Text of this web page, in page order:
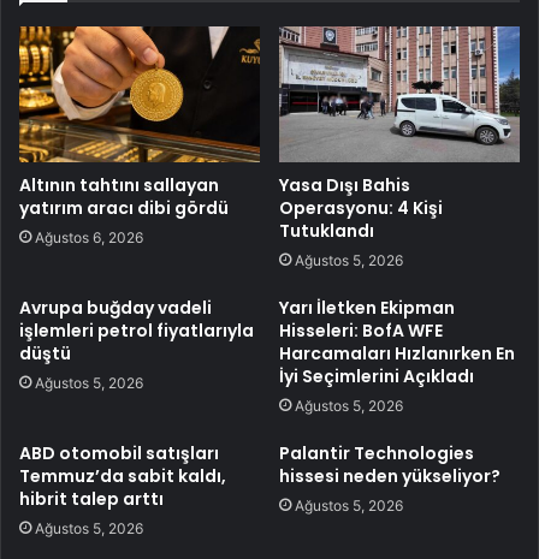
Altının tahtını sallayan
yatırım aracı dibi gördü
Ağustos 6, 2026
Yasa Dışı Bahis
Operasyonu: 4 Kişi
Tutuklandı
Ağustos 5, 2026
Avrupa buğday vadeli
işlemleri petrol fiyatlarıyla
düştü
Ağustos 5, 2026
Yarı İletken Ekipman
Hisseleri: BofA WFE
Harcamaları Hızlanırken En
İyi Seçimlerini Açıkladı
Ağustos 5, 2026
ABD otomobil satışları
Temmuz’da sabit kaldı,
hibrit talep arttı
Ağustos 5, 2026
Palantir Technologies
hissesi neden yükseliyor?
Ağustos 5, 2026